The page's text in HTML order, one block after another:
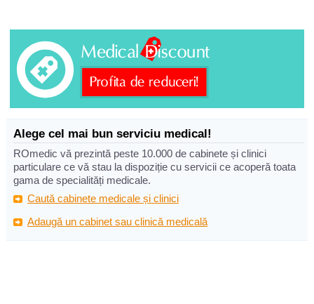
Alege cel mai bun serviciu medical!
ROmedic vă prezintă peste 10.000 de cabinete și clinici
particulare ce vă stau la dispoziție cu servicii ce acoperă toata
gama de specialități medicale.
Caută cabinete medicale și clinici
Adaugă un cabinet sau clinică medicală